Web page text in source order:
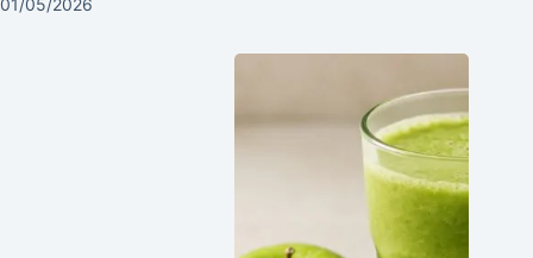
01/05/2026